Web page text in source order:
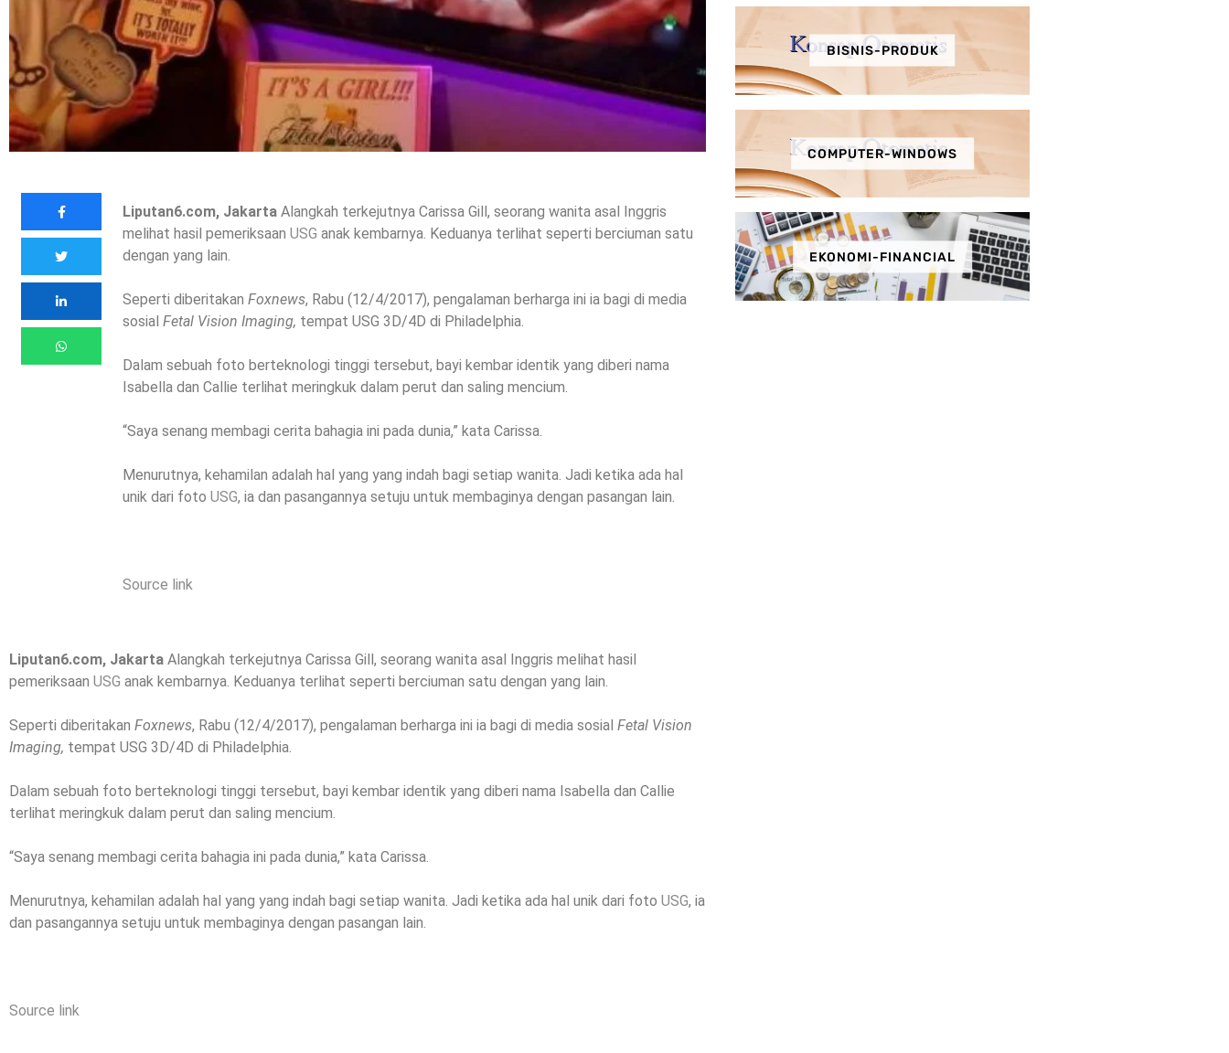
Liputan6.com, Jakarta Alangkah terkejutnya Carissa Gill, seorang wanita asal Inggris
melihat hasil pemeriksaanUSG anak kembarnya. Keduanya terlihat seperti berciuman satu
dengan yang lain.
Seperti diberitakanFoxnews, Rabu (12/4/2017), pengalaman berharga ini ia bagi di media
sosialFetal Vision Imaging, tempat USG 3D/4D di Philadelphia.
Dalam sebuah foto berteknologi tinggi tersebut, bayi kembar identik yang diberi nama
Isabella dan Callie terlihat meringkuk dalam perut dan saling mencium.
“Saya senang membagi cerita bahagia ini pada dunia,” kata Carissa.
Menurutnya, kehamilan adalah hal yang yang indah bagi setiap wanita. Jadi ketika ada hal
unik dari fotoUSG, ia dan pasangannya setuju untuk membaginya dengan pasangan lain.
Source link
Liputan6.com, Jakarta Alangkah terkejutnya Carissa Gill, seorang wanita asal Inggris melihat hasil
pemeriksaan USG anak kembarnya. Keduanya terlihat seperti berciuman satu dengan yang lain.
Seperti diberitakan Foxnews, Rabu (12/4/2017), pengalaman berharga ini ia bagi di media sosial Fetal Vision
Imaging, tempat USG 3D/4D di Philadelphia.
Dalam sebuah foto berteknologi tinggi tersebut, bayi kembar identik yang diberi nama Isabella dan Callie
terlihat meringkuk dalam perut dan saling mencium.
“Saya senang membagi cerita bahagia ini pada dunia,” kata Carissa.
Menurutnya, kehamilan adalah hal yang yang indah bagi setiap wanita. Jadi ketika ada hal unik dari foto USG, ia
dan pasangannya setuju untuk membaginya dengan pasangan lain.
Source link
BISNIS-PRODUK
COMPUTER-WINDOWS
EKONOMI-FINANCIAL